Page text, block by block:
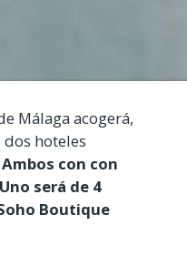
Málaga acogerá,
hoteles
Ambos con con
será de 4
Boutique